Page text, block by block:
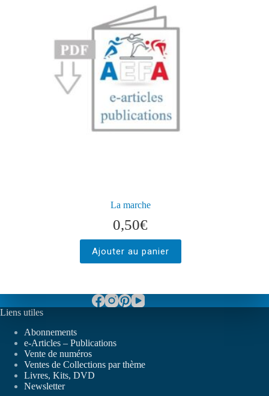
La marche
0,50€
Ajouter au panier
Liens utiles
Abonnements
e-Articles – Publications
Vente de numéros
Ventes de Collections par thème
Livres, Kits, DVD
Newsletter